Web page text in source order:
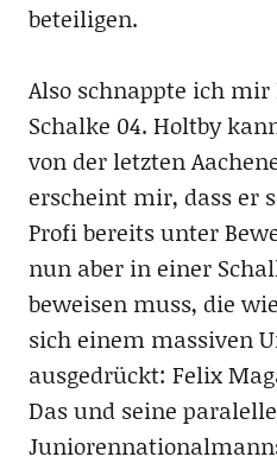
beteiligen.
Also schnappte ich mir
Schalke 04. Holtby
von der letzten
erscheint mir, dass er
Profi bereits unter
nun aber in einer
beweisen muss, die
sich einem massiven
ausgedrückt: Felix
Das und seine